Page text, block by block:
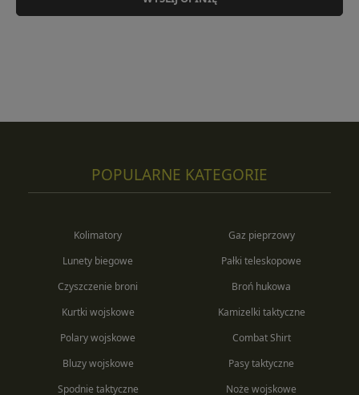
POPULARNE KATEGORIE
Kolimatory
Lunety biegowe
Czyszczenie broni
Gaz pieprzowy
Pałki teleskopowe
Broń hukowa
Kurtki wojskowe
Polary wojskowe
Bluzy wojskowe
Kamizelki taktyczne
Combat Shirt
Pasy taktyczne
Spodnie taktyczne
Noże wojskowe